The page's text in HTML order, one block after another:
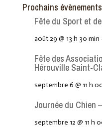
Prochains évènements
Fête du Sport et
août 29 @ 13 h 30 min
Fête des
Hérouville Saint-
septembre 6 @ 11 h
Journée du Chien
septembre 12 @ 11 h